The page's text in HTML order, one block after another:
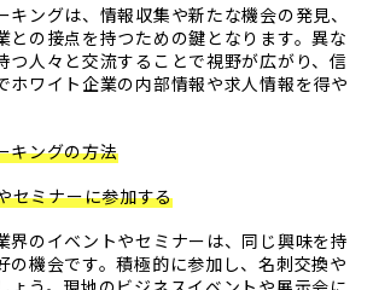
ングは、情報収集や新たな機会の発見、
との接点を持つための鍵となります。異な
つ人々と交流することで視野が広がり、信
ホワイト企業の内部情報や求人情報を得や
キングの方法
セミナーに参加する
界のイベントやセミナーは、同じ興味を持
の機会です。積極的に参加し、名刺交換や